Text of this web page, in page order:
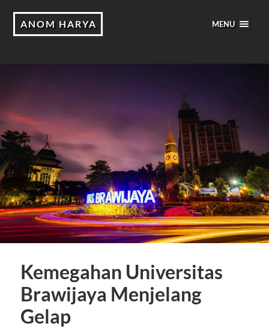
ANOM HARYA MENU
Kemegahan Universitas
Brawijaya Menjelang
Gelap